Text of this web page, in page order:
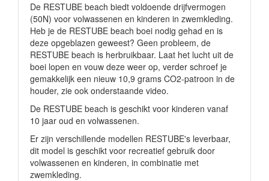
De RESTUBE beach biedt voldoende drijfvermogen
(50N) voor volwassenen en kinderen in zwemkleding.
Heb je de RESTUBE beach boei nodig gehad en is
deze opgeblazen geweest? Geen probleem, de
RESTUBE beach is herbruikbaar. Laat het lucht uit de
boei lopen en vouw deze weer op, verder schroef je
gemakkelijk een nieuw 10,9 grams CO2-patroon in de
houder, zie ook onderstaande video.
De RESTUBE beach is geschikt voor kinderen vanaf
10 jaar oud en volwassenen.
Er zijn verschillende modellen RESTUBE's leverbaar,
dit model is geschikt voor recreatief gebruik door
volwassenen en kinderen, in combinatie met
zwemkleding.